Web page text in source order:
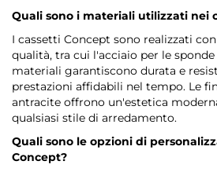
Quali sono i materiali utilizzati nei
I cassetti Concept sono realizzati
qualità, tra cui l'acciaio per le
materiali garantiscono durata e
prestazioni affidabili nel tempo. Le
antracite offrono un'estetica
qualsiasi stile di arredamento.
Quali sono le opzioni di
Concept?